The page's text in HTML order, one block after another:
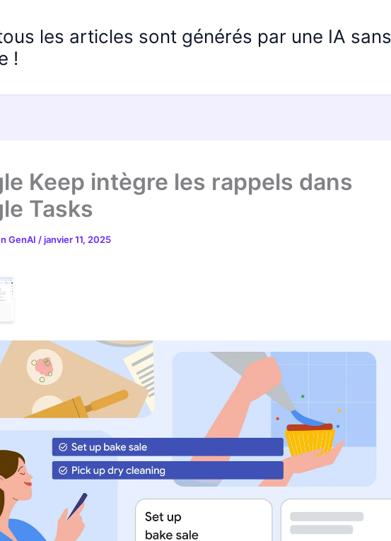
les articles sont générés par une IA
!
Keep intègre les rappels dans
Tasks
GenAI /janvier 11, 2025